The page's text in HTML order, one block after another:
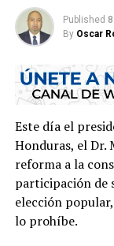
Published
By Oscar
Este día el
Honduras, el Dr.
reforma a la
participación de
elección
lo prohíbe.